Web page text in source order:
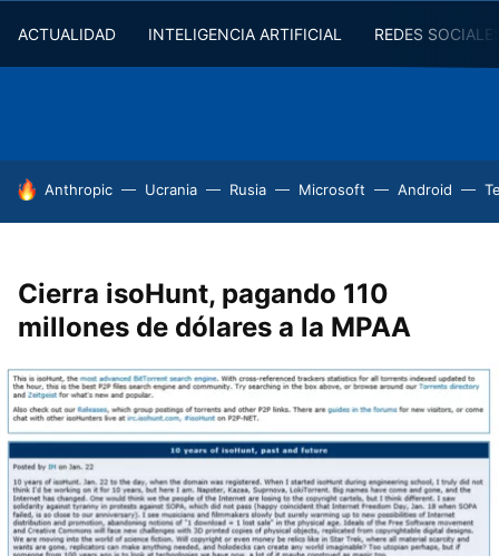
ACTUALIDAD INTELIGENCIA ARTIFICIAL REDES
HOY SE HABLA DE
Anthropic Ucrania Rusia Microsoft Android
Cierra isoHunt, pagando 110
millones de dólares a la MPAA